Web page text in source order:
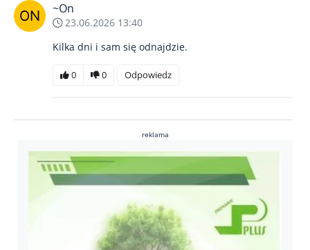
~On
23.06.2026 13:40
Kilka dni i sam się odnajdzie.
0 0 Odpowiedz
reklama